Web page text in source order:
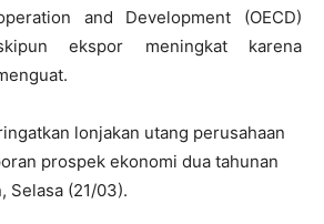
and Development (OECD)
ekspor meningkat karena
lonjakan utang perusahaan
prospek ekonomi dua tahunan
Selasa (21/03).